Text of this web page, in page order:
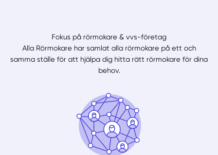
Fokus på rörmokare & vvs-företag
Alla Rörmokare har samlat alla rörmokare på ett och
samma ställe för att hjälpa dig hitta rätt rörmokare för dina
behov.